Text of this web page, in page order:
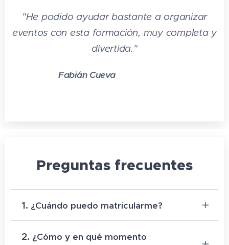
"He podido ayudar bastante a organizar
eventos con esta formación, muy completa y
divertida."
Fabián Cueva
Preguntas frecuentes
1. ¿Cuándo puedo matricularme?
que indica"añadir a la cesta"y completar
2. ¿Cómo y en qué momento